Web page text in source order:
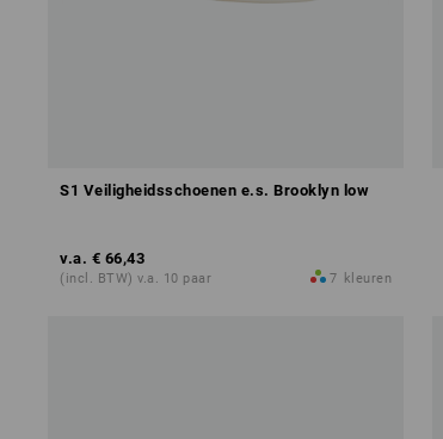
S1 Veiligheidsschoenen e.s. Brooklyn low
v.a. € 66,43
(incl. BTW) v.a. 10 paar 7 kleuren